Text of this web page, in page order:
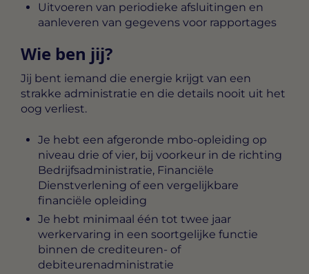
Uitvoeren van periodieke afsluitingen en
aanleveren van gegevens voor rapportages
Wie ben jij?
Jij bent iemand die energie krijgt van een
strakke administratie en die details nooit uit het
oog verliest.
Je hebt een afgeronde mbo-opleiding op
niveau drie of vier, bij voorkeur in de richting
Bedrijfsadministratie, Financiële
Dienstverlening of een vergelijkbare
financiële opleiding
Je hebt minimaal één tot twee jaar
werkervaring in een soortgelijke functie
binnen de crediteuren- of
debiteurenadministratie